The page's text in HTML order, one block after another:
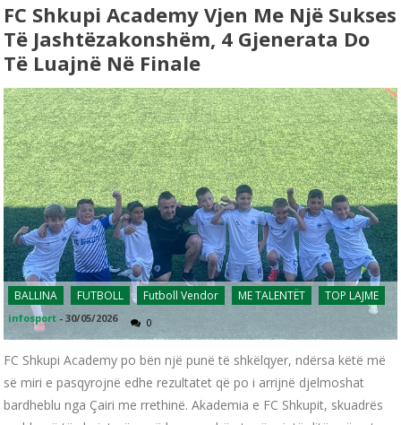
FC Shkupi Academy Vjen Me Një Sukses
Të Jashtëzakonshëm, 4 Gjenerata Do
Të Luajnë Në Finale
BALLINA FUTBOLL Futboll Vendor ME TALENTËT TOP LAJME
infosport -30/05/2026 0
FC Shkupi Academy po bën një punë të shkëlqyer, ndërsa këtë më
së miri e pasqyrojnë edhe rezultatet që po i arrijnë djelmoshat
bardheblu nga Çairi me rrethinë. Akademia e FC Shkupit, skuadrës